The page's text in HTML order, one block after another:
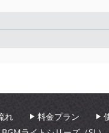
れ 料金プラン